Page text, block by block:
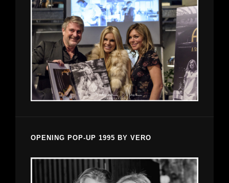
OPENING POP-UP 1995 BY VERO